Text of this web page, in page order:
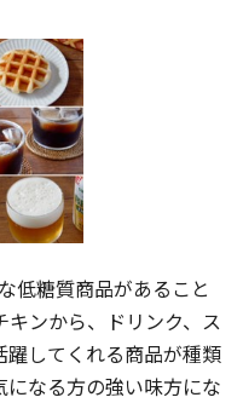
低糖質商品があること
ンから、ドリンク、ス
してくれる商品が種類
なる方の強い味方にな